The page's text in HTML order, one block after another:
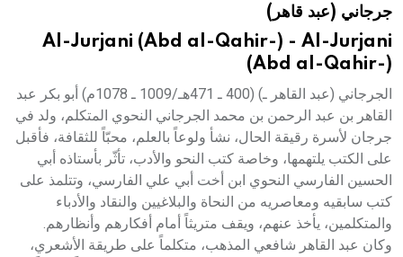
هيئة الموسوعة العربية تطلق موسوعات جديدة في عام 2026جرجاني (عبد قاهر)
Al-Jurjani (Abd al-Qahir-) - Al-Jurjani
(Abd al-Qahir-)
الجرجاني (عبد القاهر ـ) (400 ـ 471هـ/1009 ـ 1078م) أبو بكر عبد
القاهر بن عبد الرحمن بن محمد الجرجاني النحوي المتكلم، ولد في
جرجان لأسرة رقيقة الحال، نشأ ولوعاً بالعلم، محبّاً للثقافة، فأقبل
على الكتب يلتهمها، وخاصة كتب النحو والأدب، تأثّر بأستاذه أبي
الحسين الفارسي النحوي ابن أخت أبي علي الفارسي، وتتلمذ على
كتب سابقيه ومعاصريه من النحاة والبلاغيين والنقاد والأدباء
والمتكلمين، يأخذ عنهم، ويقف متريثاً أمام أفكارهم وأنظارهم.
وكان عبد القاهر شافعي المذهب، متكلماً على طريقة الأشعري،